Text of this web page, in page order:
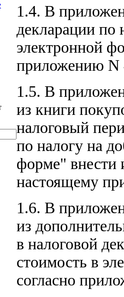
1.4. В
декларации по
электронной
приложению N
1.5. В
из книги
налоговый
по налогу на
форме" внести
настоящему
1.6. В
из
в налоговой
стоимость в
согласно